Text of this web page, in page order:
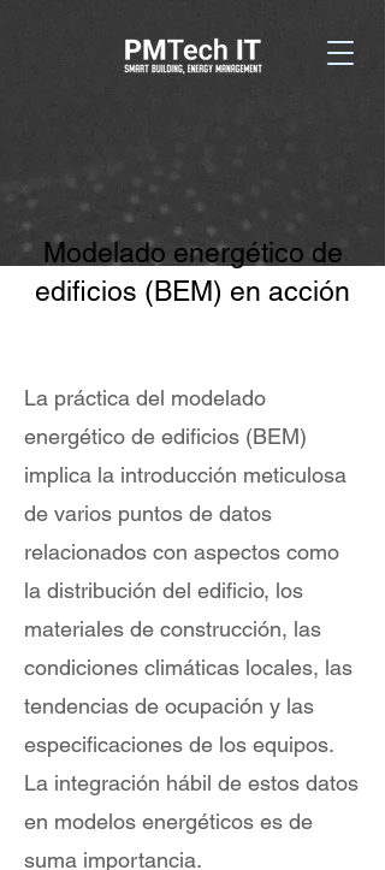
Modelado energético de
edificios (BEM) en acción
La práctica del modelado
energético de edificios (BEM)
implica la introducción meticulosa
de varios puntos de datos
relacionados con aspectos como
la distribución del edificio, los
materiales de construcción, las
condiciones climáticas locales, las
tendencias de ocupación y las
especificaciones de los equipos.
La integración hábil de estos datos
en modelos energéticos es de
suma importancia.